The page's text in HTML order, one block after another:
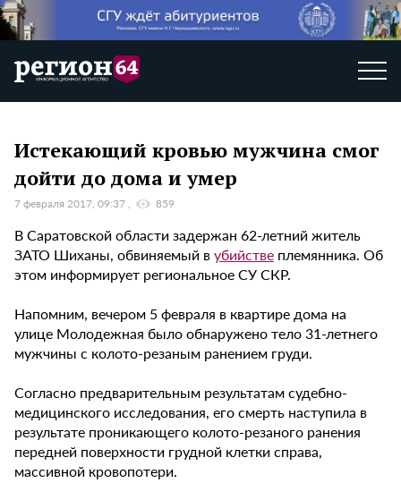
Истекающий кровью мужчина смог
дойти до дома и умер
7 февраля 2017, 09:37 859
В Саратовской области задержан 62-летний житель
ЗАТО Шиханы, обвиняемый вубийстве племянника. Об
этом информирует региональное СУ СКР.
Напомним, вечером 5 февраля в квартире дома на
улице Молодежная было обнаружено тело 31-летнего
мужчины с колото-резаным ранением груди.
Согласно предварительным результатам судебно-
медицинского исследования, его смерть наступила в
результате проникающего колото-резаного ранения
передней поверхности грудной клетки справа,
массивной кровопотери.